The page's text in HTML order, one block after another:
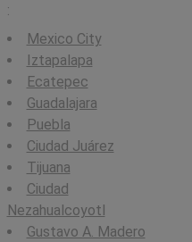
:
Mexico City
Iztapalapa
Ecatepec
Guadalajara
Puebla
Ciudad Juárez
Tijuana
Ciudad
Nezahualcoyotl
Gustavo A. Madero